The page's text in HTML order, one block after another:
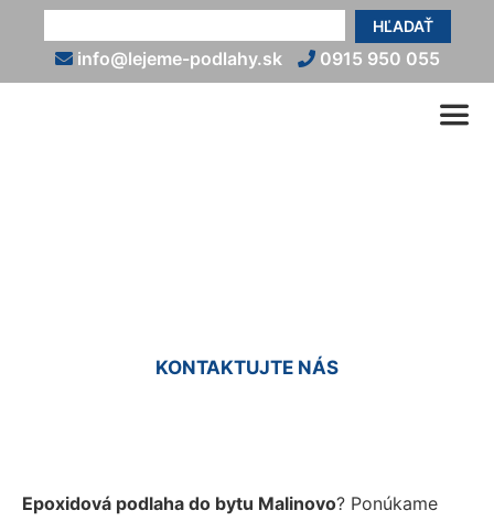
HĽADAŤ
info@lejeme-podlahy.sk 0915 950 055
KONTAKTUJTE NÁS
Epoxidová podlaha do bytu Malinovo? Ponúkame